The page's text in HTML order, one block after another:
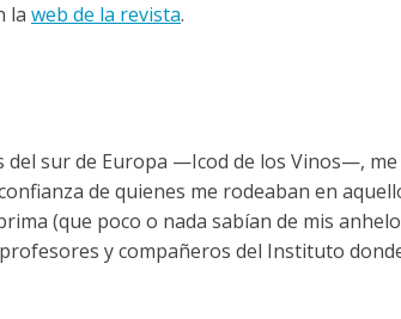
la web de la revista.
sur de Europa —Icod de los Vinos—,
de quienes me rodeaban en
(que poco o nada sabían de mis
y compañeros del Instituto